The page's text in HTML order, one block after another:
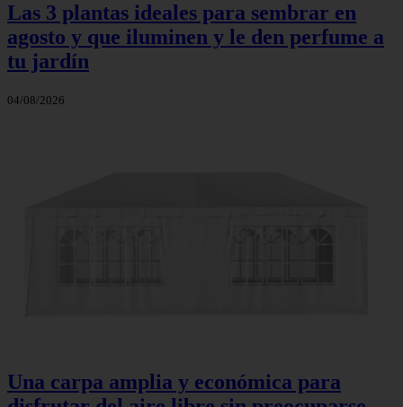
Las 3 plantas ideales para sembrar en
agosto y que iluminen y le den perfume a
tu jardín
04/08/2026
Una carpa amplia y económica para